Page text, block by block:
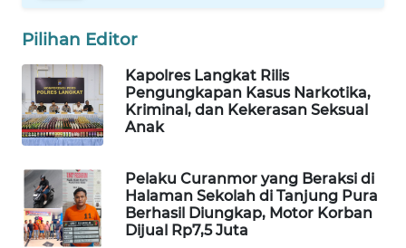
Pilihan Editor
Kapolres Langkat Rilis
Pengungkapan Kasus Narkotika,
Kriminal, dan Kekerasan Seksual
Anak
Pelaku Curanmor yang Beraksi di
Halaman Sekolah di Tanjung Pura
Berhasil Diungkap, Motor Korban
Dijual Rp7,5 Juta
WATCH
MKLI
LPKKI
LKKI
KOPEKLIN